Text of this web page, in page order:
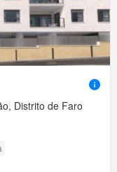
Distrito de Faro